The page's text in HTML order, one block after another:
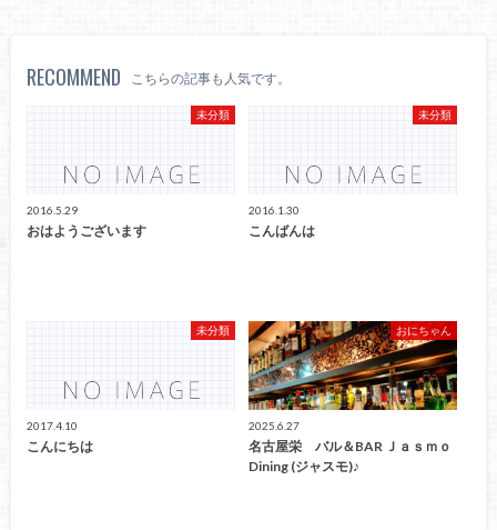
RECOMMEND こちらの記事も人気です。
未分類
2016.5.29
おはようございます
未分類
2016.1.30
こんばんは
未分類
2017.4.10
こんにちは
おにちゃん
2025.6.27
名古屋栄 バル＆BAR Ｊａｓｍｏ
Dining (ジャスモ)♪